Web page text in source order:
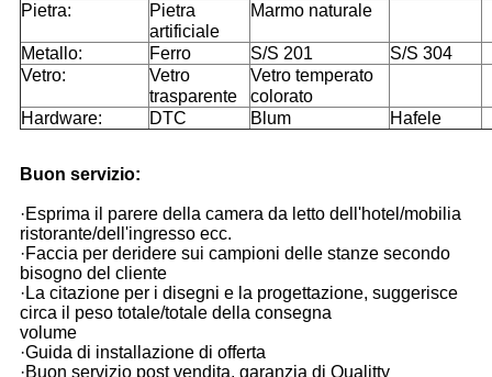
Pietra:
Pietra
artificiale
Marmo naturale
Metallo: Ferro S/S 201
S/S 304
Vetro:
Vetro
trasparente
Vetro temperato
colorato
Hardware:
DTC Blum Hafele
Buon servizio:
·Esprima il parere della camera da letto dell'hotel/mobilia
ristorante/dell'ingresso ecc.
·Faccia per deridere sui campioni delle stanze secondo
bisogno del cliente
·La citazione per i disegni e la progettazione, suggerisce
circa il peso totale/totale della consegna
volume
·Guida di installazione di offerta
·Buon servizio post vendita, garanzia di Qualitty